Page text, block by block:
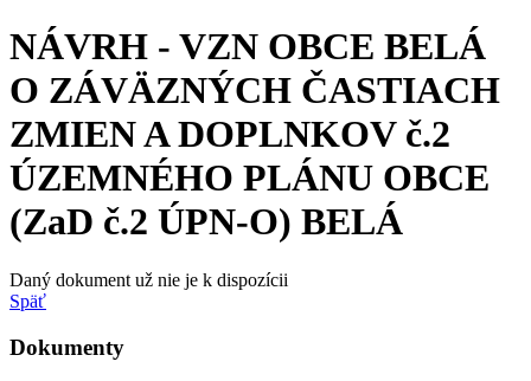
NÁVRH - VZN OBCE BELÁ
O ZÁVÄZNÝCH ČASTIACH
ZMIEN A DOPLNKOV č.2
ÚZEMNÉHO PLÁNU OBCE
(ZaD č.2 ÚPN-O) BELÁ
Daný dokument už nie je k dispozícii
Späť
Dokumenty